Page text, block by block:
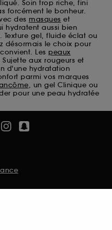
Soin trop riche, fini
forcément le bonheur.
des masques et
hydratent aussi bien
gel, fluide éclat ou
désormais le choix pour
Les peaux
aux rougeurs et
d'une hydratation
parmi vos marques
, un gel Clinique ou
pour une peau hydratée
paiements en ligne :
notamment contre les
et les
de cookies
la fourniture de
site, tel que les
qui sont utilisés afin de
d’accéder à votre
identifiant et mot de
le dépôt et la
concernant le dépôt